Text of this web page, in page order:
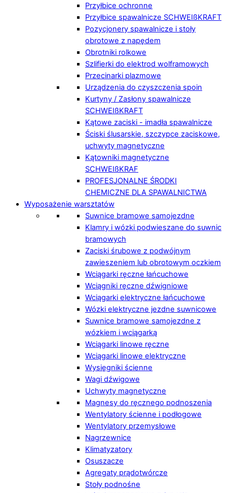
Przyłbice ochronne
Przyłbice spawalnicze SCHWEIßKRAFT
Pozycjonery spawalnicze i stoły
obrotowe z napędem
Obrotniki rolkowe
Szlifierki do elektrod wolframowych
Przecinarki plazmowe
Urządzenia do czyszczenia spoin
Kurtyny / Zasłony spawalnicze
SCHWEIßKRAFT
Kątowe zaciski - imadła spawalnicze
Ściski ślusarskie, szczypce zaciskowe,
uchwyty magnetyczne
Kątowniki magnetyczne
SCHWEIßKRAF
PROFESJONALNE ŚRODKI
CHEMICZNE DLA SPAWALNICTWA
Wyposażenie warsztatów
Suwnice bramowe samojezdne
Klamry i wózki podwieszane do suwnic
bramowych
Zaciski śrubowe z podwójnym
zawieszeniem lub obrotowym oczkiem
Wciągarki ręczne łańcuchowe
Wciągniki ręczne dźwigniowe
Wciągarki elektryczne łańcuchowe
Wózki elektryczne jezdne suwnicowe
Suwnice bramowe samojezdne z
wózkiem i wciągarką
Wciągarki linowe ręczne
Wciągarki linowe elektryczne
Wysięgniki ścienne
Wagi dźwigowe
Uchwyty magnetyczne
Magnesy do ręcznego podnoszenia
Wentylatory ścienne i podłogowe
Wentylatory przemysłowe
Nagrzewnice
Klimatyzatory
Osuszacze
Agregaty prądotwórcze
Stoły podnośne